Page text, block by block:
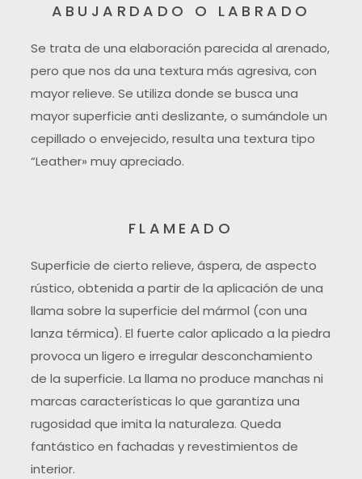
ABUJARDADO O LABRADO
Se trata de una elaboración parecida al arenado,
pero que nos da una textura más agresiva, con
mayor relieve. Se utiliza donde se busca una
mayor superficie anti deslizante, o sumándole un
cepillado o envejecido, resulta una textura tipo
“Leather» muy apreciado.
FLAMEADO
Superficie de cierto relieve, áspera, de aspecto
rústico, obtenida a partir de la aplicación de una
llama sobre la superficie del mármol (con una
lanza térmica). El fuerte calor aplicado a la piedra
provoca un ligero e irregular desconchamiento
de la superficie. La llama no produce manchas ni
marcas características lo que garantiza una
rugosidad que imita la naturaleza. Queda
fantástico en fachadas y revestimientos de
interior.